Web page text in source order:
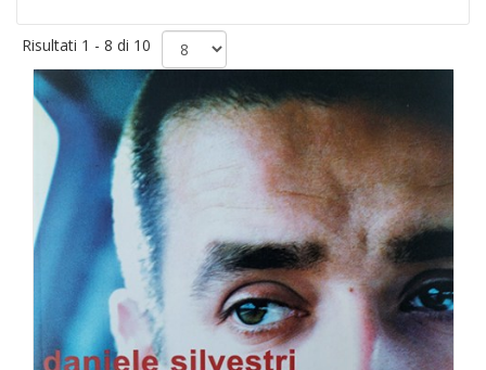
Risultati 1 - 8 di 10